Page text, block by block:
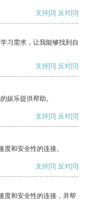
支持[0] 反对[0]
习需求，让我能够找到自
支持[0] 反对[0]
娱乐提供帮助。
支持[0] 反对[0]
和安全性的连接。
支持[0] 反对[0]
度和安全性的连接，并帮